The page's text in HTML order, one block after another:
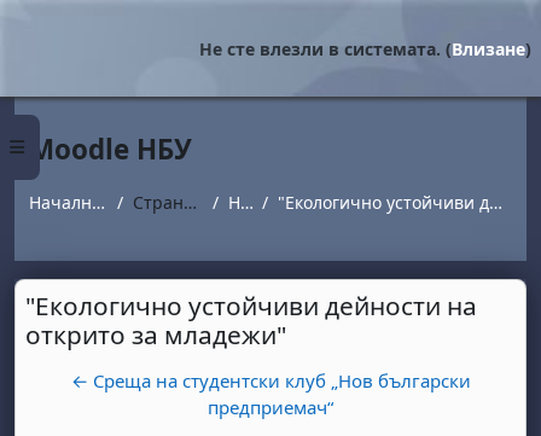
Страничен панел
Не сте влезли в системата. (Влизане)
Moodle НБУ
Начална страница Страници от сайта Новини "Екологично устойчиви дейности на открито за младежи"
"Екологично устойчиви дейности на
открито за младежи"
← Среща на студентски клуб „Нов български
предприемач“